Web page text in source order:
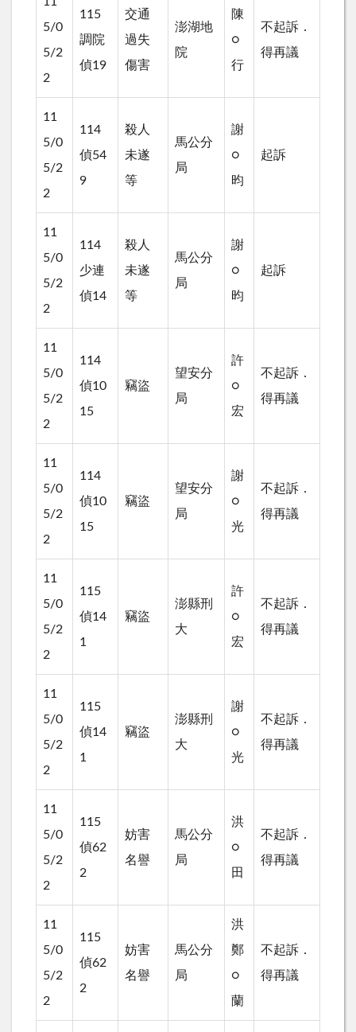
5/0
5/2
2
115
調院
偵19
交通
過失
傷害
澎湖地
院
陳
○
行
不起訴．
得再議
11
5/0
5/2
2
114
偵54
9
殺人
未遂
等
馬公分
局
謝
○
昀
起訴
11
5/0
5/2
2
114
少連
偵14
殺人
未遂
等
馬公分
局
謝
○
昀
起訴
11
5/0
5/2
2
114
偵10
15
竊盜
望安分
局
許
○
宏
不起訴．
得再議
11
5/0
5/2
2
114
偵10
15
竊盜
望安分
局
謝
○
光
不起訴．
得再議
11
5/0
5/2
2
115
偵14
1
竊盜
澎縣刑
大
許
○
宏
不起訴．
得再議
11
5/0
5/2
2
115
偵14
1
竊盜
澎縣刑
大
謝
○
光
不起訴．
得再議
11
5/0
5/2
2
115
偵62
2
妨害
名譽
馬公分
局
洪
○
田
不起訴．
得再議
11
5/0
5/2
2
115
偵62
2
妨害
名譽
馬公分
局
洪
鄭
○
蘭
不起訴．
得再議